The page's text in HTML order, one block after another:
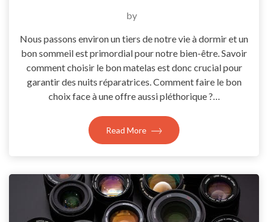
by
Nous passons environ un tiers de notre vie à dormir et un
bon sommeil est primordial pour notre bien-être. Savoir
comment choisir le bon matelas est donc crucial pour
garantir des nuits réparatrices. Comment faire le bon
choix face à une offre aussi pléthorique ?…
Read More